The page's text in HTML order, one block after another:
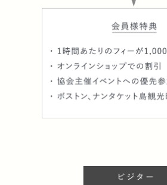
ナンタケット島Whaling
「From Faraway Island
Beyond」と題した講演会
Whaling Museum（捕鯨博
『週刊現代』（834・35